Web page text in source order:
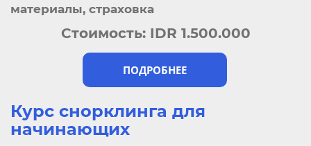
материалы, страховка
ПОДРОБНЕЕ
Стоимость: IDR 1.500.000
Курс снорклинга для
начинающих